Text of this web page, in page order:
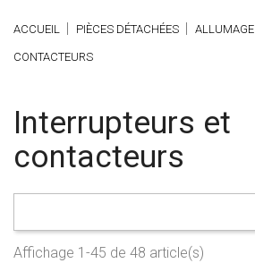
ACCUEIL PIÈCES DÉTACHÉES ALLUMAGE
CONTACTEURS
Interrupteurs et
contacteurs
Affichage 1-45 de 48 article(s)